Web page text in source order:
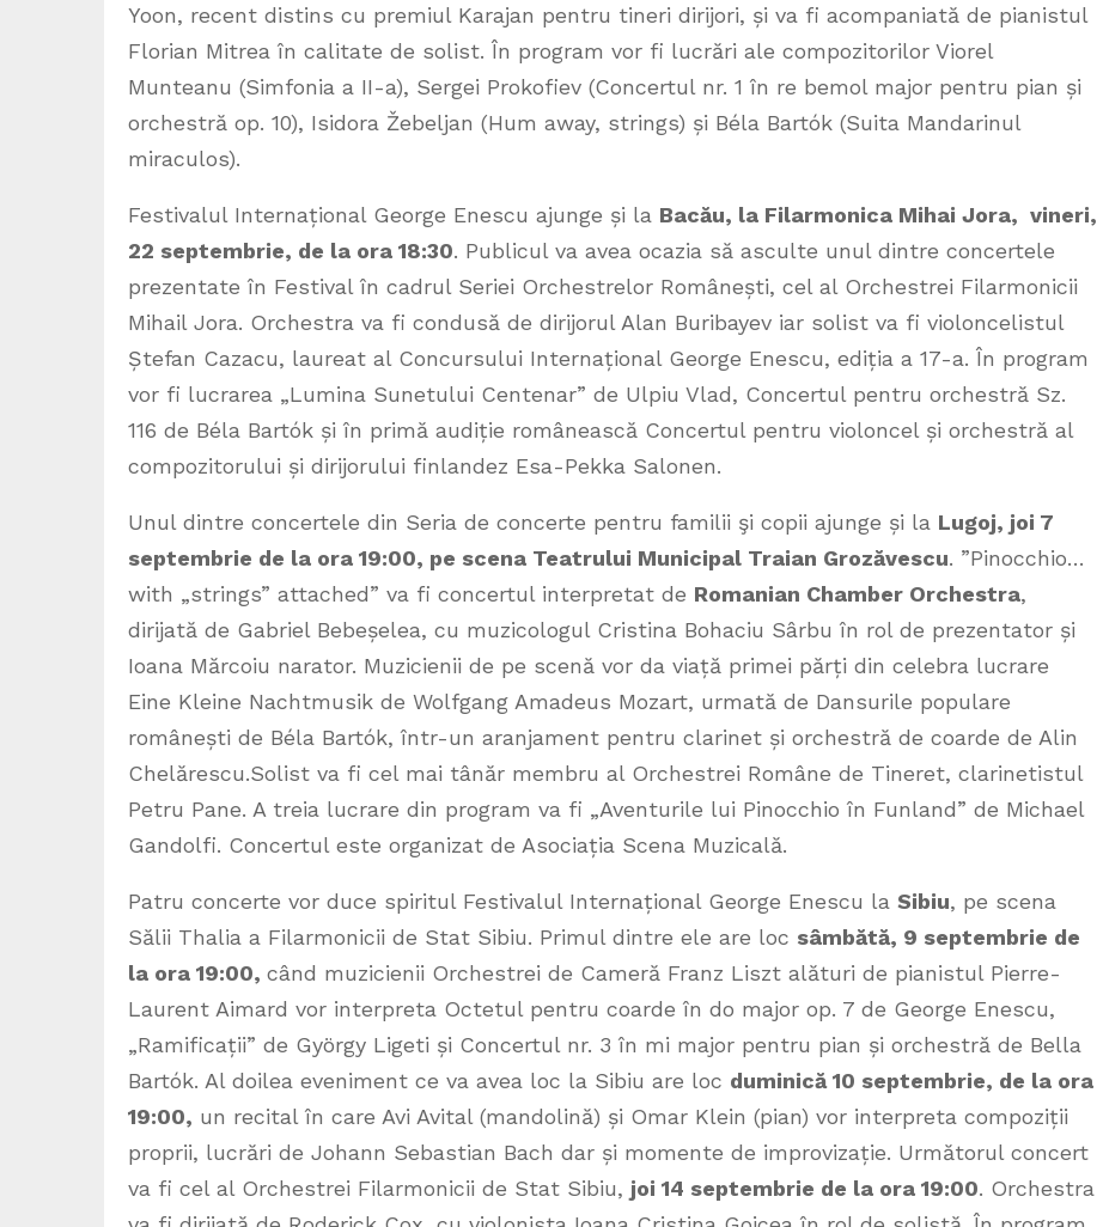
Yoon, recent distins cu premiul Karajan pentru tineri dirijori, și va fi acompaniată de pianistul
Florian Mitrea în calitate de solist. În program vor fi lucrări ale compozitorilor Viorel
Munteanu (Simfonia a II-a), Sergei Prokofiev (Concertul nr. 1 în re bemol major pentru pian și
orchestră op. 10), Isidora Žebeljan (Hum away, strings) și Béla Bartók (Suita Mandarinul
miraculos).
Festivalul Internațional George Enescu ajunge și la Bacău, la Filarmonica Mihai Jora, vineri,
22 septembrie, de la ora 18:30. Publicul va avea ocazia să asculte unul dintre concertele
prezentate în Festival în cadrul Seriei Orchestrelor Românești, cel al Orchestrei Filarmonicii
Mihail Jora. Orchestra va fi condusă de dirijorul Alan Buribayev iar solist va fi violoncelistul
Ștefan Cazacu, laureat al Concursului Internațional George Enescu, ediția a 17-a. În program
vor fi lucrarea „Lumina Sunetului Centenar” de Ulpiu Vlad, Concertul pentru orchestră Sz.
116 de Béla Bartók și în primă audiție românească Concertul pentru violoncel și orchestră al
compozitorului și dirijorului finlandez Esa-Pekka Salonen.
Unul dintre concertele din Seria de concerte pentru familii şi copii ajunge și la Lugoj, joi 7
septembrie de la ora 19:00, pe scena Teatrului Municipal Traian Grozăvescu. ”Pinocchio…
with „strings” attached” va fi concertul interpretat de Romanian Chamber Orchestra,
dirijată de Gabriel Bebeșelea, cu muzicologul Cristina Bohaciu Sârbu în rol de prezentator și
Ioana Mărcoiu narator. Muzicienii de pe scenă vor da viață primei părți din celebra lucrare
Eine Kleine Nachtmusik de Wolfgang Amadeus Mozart, urmată de Dansurile populare
românești de Béla Bartók, într-un aranjament pentru clarinet și orchestră de coarde de Alin
Chelărescu.Solist va fi cel mai tânăr membru al Orchestrei Române de Tineret, clarinetistul
Petru Pane. A treia lucrare din program va fi „Aventurile lui Pinocchio în Funland” de Michael
Gandolfi. Concertul este organizat de Asociația Scena Muzicală.
Patru concerte vor duce spiritul Festivalul Internațional George Enescu la Sibiu, pe scena
Sălii Thalia a Filarmonicii de Stat Sibiu. Primul dintre ele are loc sâmbătă, 9 septembrie de
la ora 19:00, când muzicienii Orchestrei de Cameră Franz Liszt alături de pianistul Pierre-
Laurent Aimard vor interpreta Octetul pentru coarde în do major op. 7 de George Enescu,
„Ramificații” de György Ligeti și Concertul nr. 3 în mi major pentru pian și orchestră de Bella
Bartók. Al doilea eveniment ce va avea loc la Sibiu are loc duminică 10 septembrie, de la ora
19:00, un recital în care Avi Avital (mandolină) și Omar Klein (pian) vor interpreta compoziții
proprii, lucrări de Johann Sebastian Bach dar și momente de improvizație. Următorul concert
va fi cel al Orchestrei Filarmonicii de Stat Sibiu, joi 14 septembrie de la ora 19:00. Orchestra